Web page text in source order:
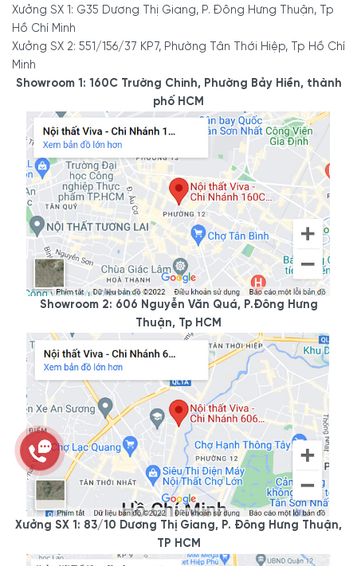
Xưởng SX 1: G35 Dương Thị Giang, P. Đông Hưng Thuận, Tp
Hồ Chí Minh
Xưởng SX 2: 551/156/37 KP7, Phường Tân Thới Hiệp, Tp Hồ Chí
Minh
Showroom 1: 160C Trường Chinh, Phường Bảy Hiền, thành
phố HCM
Showroom 2: 606 Nguyễn Văn Quá, P.Đông Hưng
Thuận, Tp HCM
Xưởng SX 1: 83/10 Dương Thị Giang, P. Đông Hưng Thuận,
TP HCM